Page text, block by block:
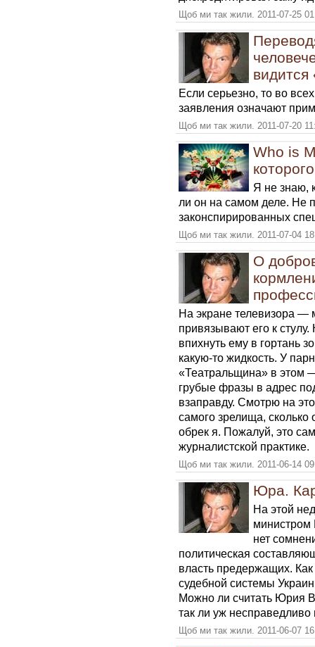
Щоб ми так жили. 2011-07-25
видится
Если серьезно, то во
заявления означают
Щоб ми так жили. 2011-07-20
Who is
Я не знаю,
ли он на самом деле. Не
законспирированных
Щоб ми так жили. 2011-07-04
О
На экране телевизора —
привязывают его к
впихнуть ему в гортань
какую-то жидкость. У
«Театральщина» в этом
грубые фразы в адрес
взаправду. Смотрю на
самого зрелища, сколько
обрек я. Пожалуй, это
журналистской практике.
Щоб ми так жили. 2011-06-14
Юра.
На этой
нет
политическая
власть предержащих.
судебной системы
Можно ли считать Юрия
так ли уж
Щоб ми так жили. 2011-06-07